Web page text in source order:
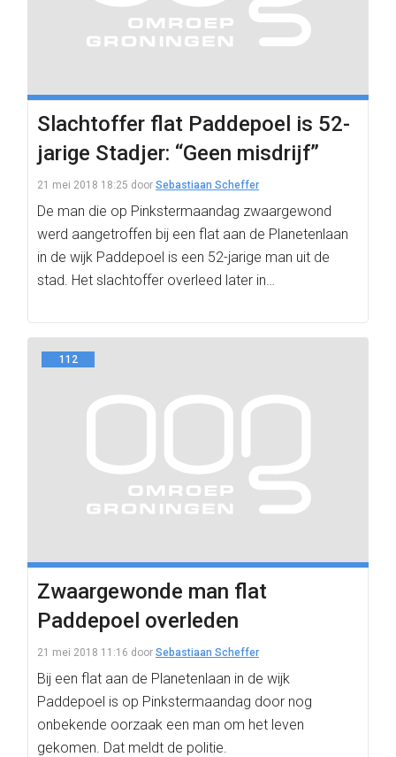
Slachtoffer flat Paddepoel is 52-
jarige Stadjer: “Geen misdrijf”
21 mei 2018 18:25 door Sebastiaan Scheffer
De man die op Pinkstermaandag zwaargewond
werd aangetroffen bij een flat aan de Planetenlaan
in de wijk Paddepoel is een 52-jarige man uit de
stad. Het slachtoffer overleed later in…
112
Zwaargewonde man flat
Paddepoel overleden
21 mei 2018 11:16 door Sebastiaan Scheffer
Bij een flat aan de Planetenlaan in de wijk
Paddepoel is op Pinkstermaandag door nog
onbekende oorzaak een man om het leven
gekomen. Dat meldt de politie.